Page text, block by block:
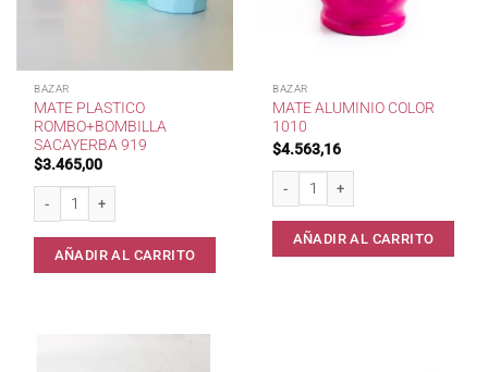
BAZAR
MATE PLASTICO
ROMBO+BOMBILLA
SACAYERBA 919
$3.465,00
Mate Plastico Rombo+Bombilla SacaYerba 919 cantidad
AÑADIR AL CARRITO
BAZAR
MATE ALUMINIO COLOR
1010
$4.563,16
Mate Aluminio Color 1010 cantidad
AÑADIR AL CARRITO